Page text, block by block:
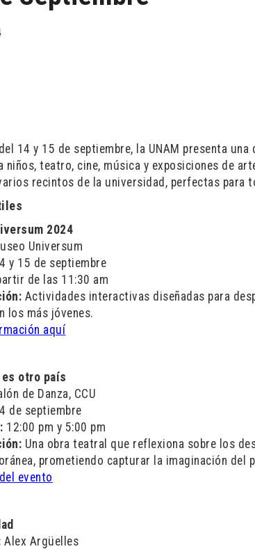
14 y 15 de septiembre, la UNAM presenta
niños, teatro, cine, música y exposiciones de
recintos de la universidad, perfectas para
2024
Universum
y 15 de septiembre
de las 11:30 am
Actividades interactivas diseñadas para
los más jóvenes.
aquí
es otro país
de Danza, CCU
de septiembre
12:00 pm y 5:00 pm
Una obra teatral que reflexiona sobre los
prometiendo capturar la imaginación del
evento
Alex Argüelles